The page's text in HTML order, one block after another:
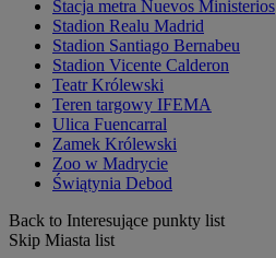
Stacja metra Nuevos Ministerios
Stadion Realu Madrid
Stadion Santiago Bernabeu
Stadion Vicente Calderon
Teatr Królewski
Teren targowy IFEMA
Ulica Fuencarral
Zamek Królewski
Zoo w Madrycie
Świątynia Debod
Back to Interesujące punkty list
Skip Miasta list